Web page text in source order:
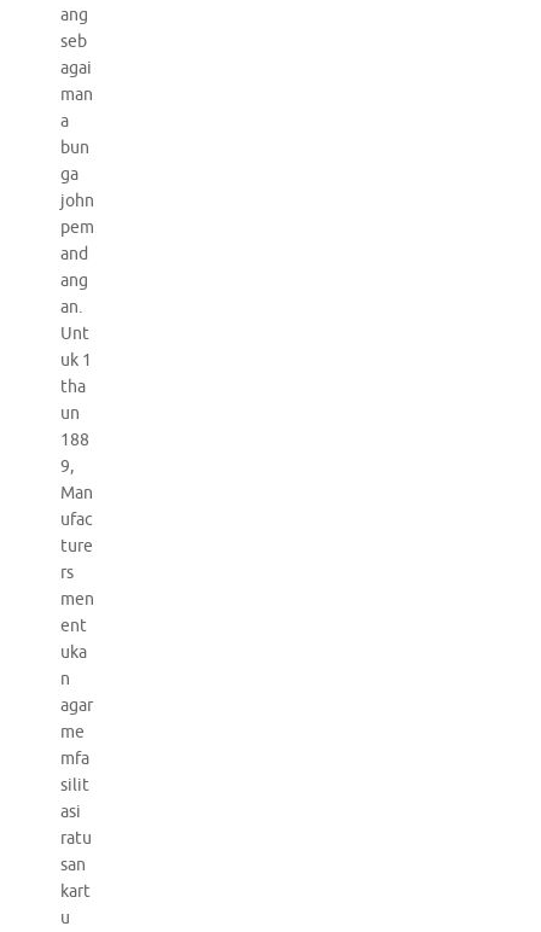
ang
seb
agai
man
a
bun
ga
john
pem
and
ang
an.
Unt
uk 1
tha
un
188
9,
Man
ufac
ture
rs
men
ent
uka
n
agar
me
mfa
silit
asi
ratu
san
kart
u